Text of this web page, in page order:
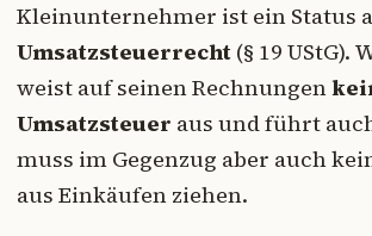
Kleinunternehmer ist ein Status
Umsatzsteuerrecht (§ 19 UStG).
weist auf seinen Rechnungen
Umsatzsteuer aus und führt
muss im Gegenzug aber auch
aus Einkäufen ziehen.